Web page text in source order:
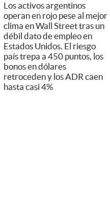
Los activos argentinos
operan en rojo pese al mejor
clima en Wall Street tras un
débil dato de empleo en
Estados Unidos. El riesgo
país trepa a 450 puntos, los
bonos en dólares
retroceden y los ADR caen
hasta casi 4%